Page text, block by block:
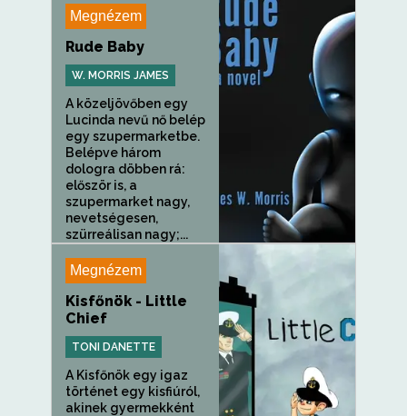
Megnézem
Rude Baby
W. MORRIS JAMES
A közeljövőben egy
Lucinda nevű nő belép
egy szupermarketbe.
Belépve három
dologra döbben rá:
először is, a
szupermarket nagy,
nevetségesen,
szürreálisan nagy;...
Megnézem
Kisfőnök - Little
Chief
TONI DANETTE
A Kisfőnök egy igaz
történet egy kisfiúról,
akinek gyermekként